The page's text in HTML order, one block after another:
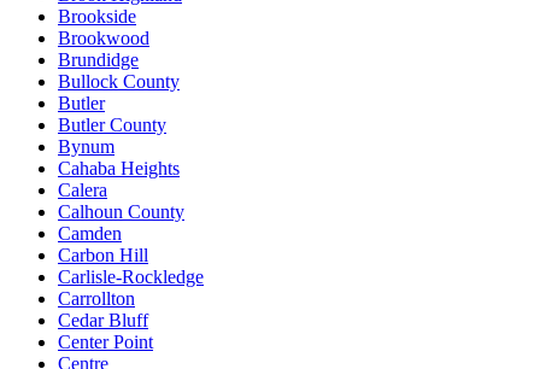
Brookside
Brookwood
Brundidge
Bullock County
Butler
Butler County
Bynum
Cahaba Heights
Calera
Calhoun County
Camden
Carbon Hill
Carlisle-Rockledge
Carrollton
Cedar Bluff
Center Point
Centre